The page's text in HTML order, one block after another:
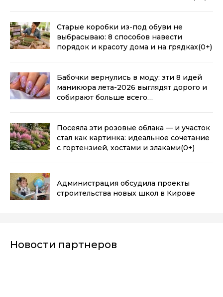
Старые коробки из-под обуви не
выбрасываю: 8 способов навести
порядок и красоту дома и на грядках(0+)
Бабочки вернулись в моду: эти 8 идей
маникюра лета-2026 выглядят дорого и
собирают больше всего
Посеяла эти розовые облака — и участок
стал как картинка: идеальное сочетание
с гортензией, хостами и злаками(0+)
Администрация обсудила проекты
строительства новых школ в Кирове
Новости партнеров